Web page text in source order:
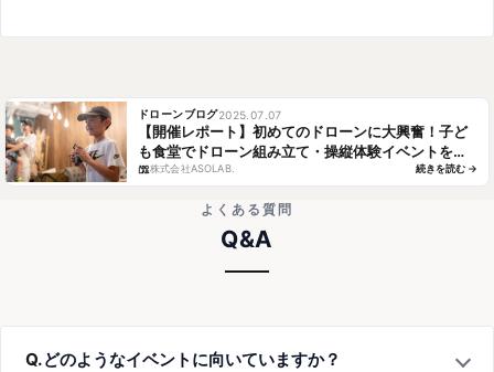
よくある質問
Q&A
Q.どのようなイベントに向いていますか？